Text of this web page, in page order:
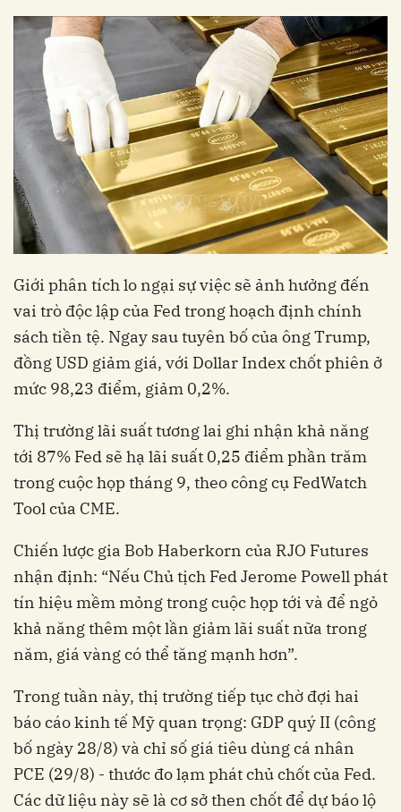
Giới phân tích lo ngại sự việc sẽ ảnh hưởng đến
vai trò độc lập của Fed trong hoạch định chính
sách tiền tệ. Ngay sau tuyên bố của ông Trump,
đồng USD giảm giá, với Dollar Index chốt phiên ở
mức 98,23 điểm, giảm 0,2%.
Thị trường lãi suất tương lai ghi nhận khả năng
tới 87% Fed sẽ hạ lãi suất 0,25 điểm phần trăm
trong cuộc họp tháng 9, theo công cụ FedWatch
Tool của CME.
Chiến lược gia Bob Haberkorn của RJO Futures
nhận định: “Nếu Chủ tịch Fed Jerome Powell phát
tín hiệu mềm mỏng trong cuộc họp tới và để ngỏ
khả năng thêm một lần giảm lãi suất nữa trong
năm, giá vàng có thể tăng mạnh hơn”.
Trong tuần này, thị trường tiếp tục chờ đợi hai
báo cáo kinh tế Mỹ quan trọng: GDP quý II (công
bố ngày 28/8) và chỉ số giá tiêu dùng cá nhân
PCE (29/8) - thước đo lạm phát chủ chốt của Fed.
Các dữ liệu này sẽ là cơ sở then chốt để dự báo lộ